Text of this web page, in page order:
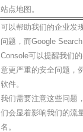
站点地图。
可以帮助我们的企业发
问题，而Google Search
Console可以提醒我们
意更严重的安全问题，
软件。
我们需要注意这些问题
们会显着影响我们的流
名。